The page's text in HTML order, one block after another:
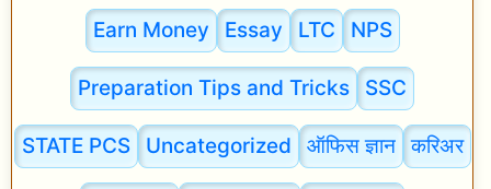
Earn Money Essay LTC NPS
Preparation Tips and Tricks SSC
STATE PCS Uncategorized ऑफिस ज्ञान करिअर